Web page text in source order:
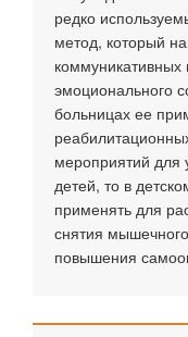
редко
метод, который
эмоционального
больницах ее
мероприятий для
детей, то в
применять для
снятия
повышения